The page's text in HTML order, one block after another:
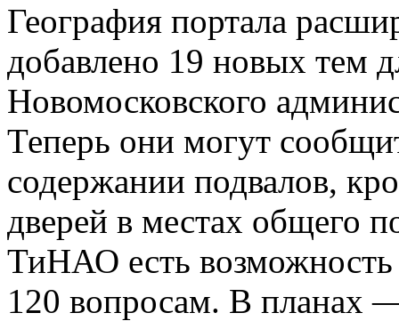
География портала
добавлено 19 новых тем
Новомосковского
Теперь они могут
содержании подвалов,
дверей в местах общего
ТиНАО есть возможность
120 вопросам. В планах